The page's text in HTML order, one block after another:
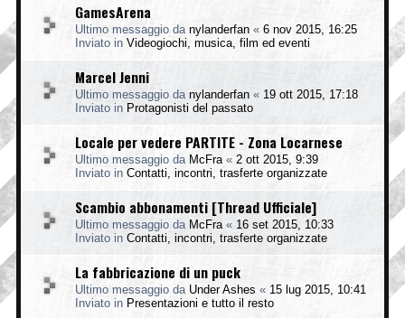
GamesArena
Ultimo messaggio da nylanderfan « 6 nov 2015, 16:25
Inviato in Videogiochi, musica, film ed eventi
Marcel Jenni
Ultimo messaggio da nylanderfan « 19 ott 2015, 17:18
Inviato in Protagonisti del passato
Locale per vedere PARTITE - Zona Locarnese
Ultimo messaggio da McFra « 2 ott 2015, 9:39
Inviato in Contatti, incontri, trasferte organizzate
Scambio abbonamenti [Thread Ufficiale]
Ultimo messaggio da McFra « 16 set 2015, 10:33
Inviato in Contatti, incontri, trasferte organizzate
La fabbricazione di un puck
Ultimo messaggio da Under Ashes « 15 lug 2015, 10:41
Inviato in Presentazioni e tutto il resto